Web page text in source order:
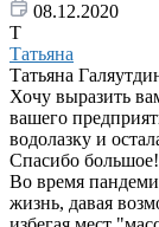
08.12.2020
Т
Татьяна
Татьяна
Хочу выразить
вашего
водолазку и
Спасибо большое!
Во время
жизнь, давая